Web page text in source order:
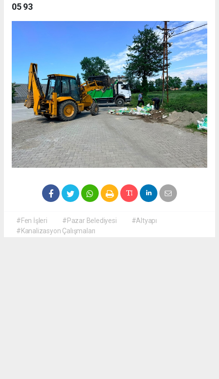
05 93
#Fen İşleri #Pazar Belediyesi
#Altyapı
#Kanalizasyon Çalışmaları